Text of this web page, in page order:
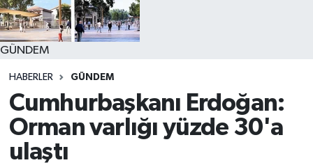
GÜNDEM
HABERLER GÜNDEM
Cumhurbaşkanı Erdoğan:
Orman varlığı yüzde 30'a
ulaştı